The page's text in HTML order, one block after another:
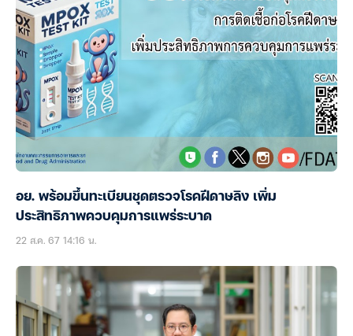
อย. พร้อมขึ้นทะเบียนชุดตรวจโรคฝีดาษลิง เพิ่ม
ประสิทธิภาพควบคุมการแพร่ระบาด
22 ส.ค. 67 14:16 น.